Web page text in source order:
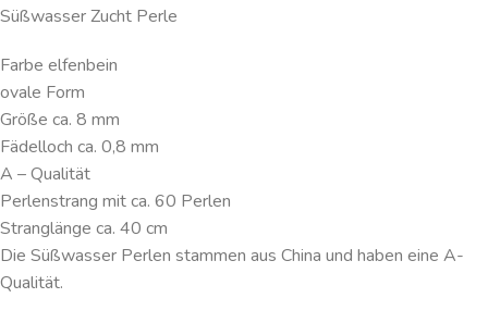
Süßwasser Zucht Perle
Farbe elfenbein
ovale Form
Größe ca. 8 mm
Fädelloch ca. 0,8 mm
A – Qualität
Perlenstrang mit ca. 60 Perlen
Stranglänge ca. 40 cm
Die Süßwasser Perlen stammen aus China und haben eine A-
Qualität.